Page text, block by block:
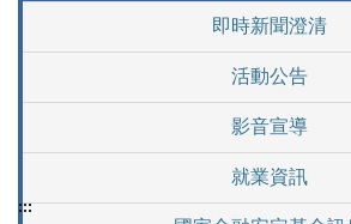
即時新聞澄清
活動公告
影音宣導
就業資訊
:::